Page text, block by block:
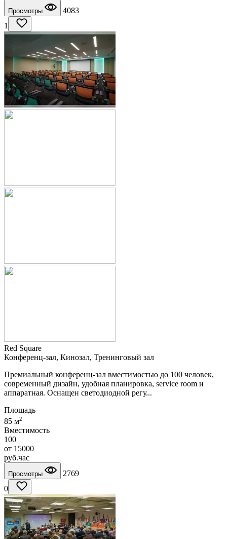
Просмотры
4083
1
Red Square
Конференц-зал, Кинозал, Тренинговый зал
Премиальный конференц-зал вместимостью до 100 человек,
современный дизайн, удобная планировка, service room и
аппаратная. Оснащен светодиодной регу...
Площадь
85 м2
Вместимость
100
от 15000
руб.час
Просмотры
2769
0